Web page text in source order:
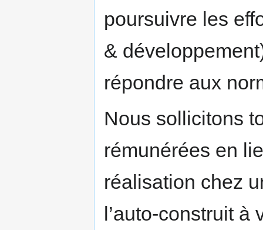
poursuivre les
&
répondre aux
Nous sollicitons
rémunérées en
réalisation chez
l’auto-construit à